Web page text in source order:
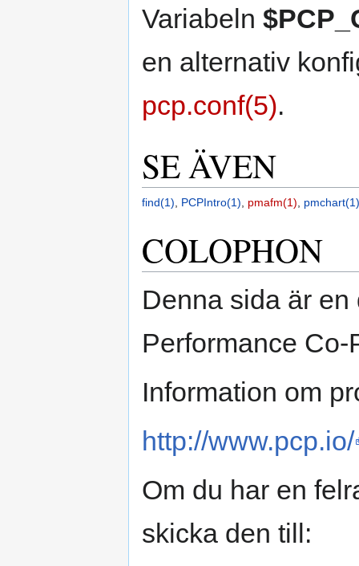
Variabeln
en alternativ
pcp.conf(5).
SE ÄVEN
find(1), PCPIntro(1), pmafm(1), pmchart(1)
COLOPHON
Denna sida är
Performance Co-
Information om
http://www.pcp.io/
Om du har en
skicka den till: